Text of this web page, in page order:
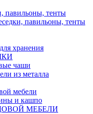
павильоны, тенты
павильоны, тенты
хранения
чаши
из металла
мебели
и кашпо
МЕБЕЛИ